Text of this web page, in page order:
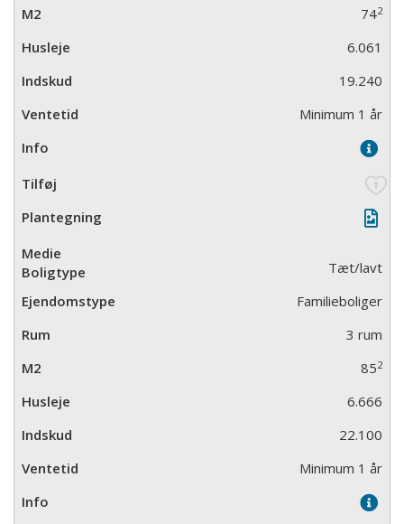
742
6.061
19.240
Minimum 1 år
Tæt/lavt
Familieboliger
3 rum
852
6.666
22.100
Minimum 1 år